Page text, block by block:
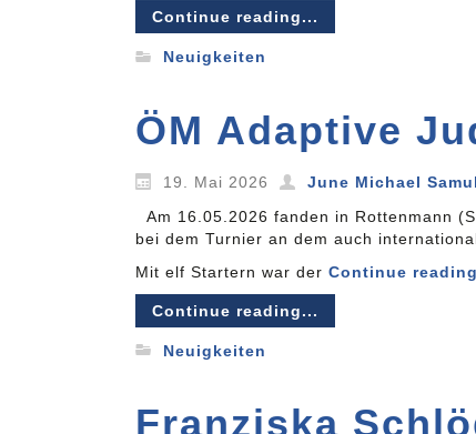
Continue reading...
Neuigkeiten
ÖM Adaptive
19. Mai 2026
June Michael
Am 16.05.2026 fanden in Rottenmann
bei dem Turnier an dem auch
Mit elf Startern war der Continue reading
Continue reading...
Neuigkeiten
Franziska